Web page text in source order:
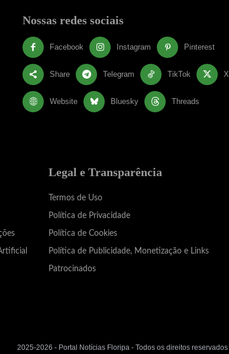
Nossas redes sociais
Facebook Instagram Pinterest
Share Telegram TikTok X
Website Bluesky Threads
Legal e Transparência
Termos de Uso
Política de Privacidade
Política de Cookies
Política de Publicidade, Monetização e Links
Patrocinados
2025-2026 - Portal Notícias Floripa - Todos os direitos reservados